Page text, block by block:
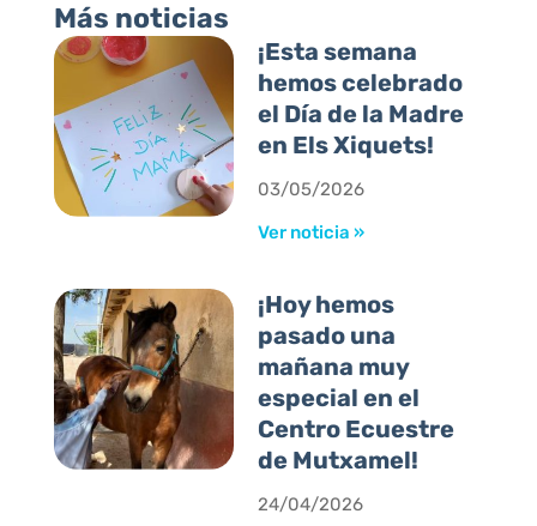
Más noticias
¡Esta semana
hemos celebrado
el Día de la Madre
en Els Xiquets!
03/05/2026
Ver noticia »
¡Hoy hemos
pasado una
mañana muy
especial en el
Centro Ecuestre
de Mutxamel!
24/04/2026